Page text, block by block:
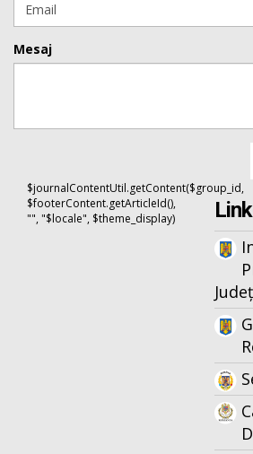
Mesaj
$journalContentUtil.getContent($group_id,
$footerContent.getArticleId(),
"", "$locale", $theme_display)